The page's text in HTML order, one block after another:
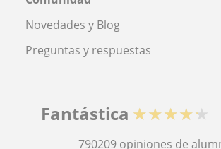
Novedades y Blog
Preguntas y respuestas
Fantástica ★★★★★
790209 opiniones de